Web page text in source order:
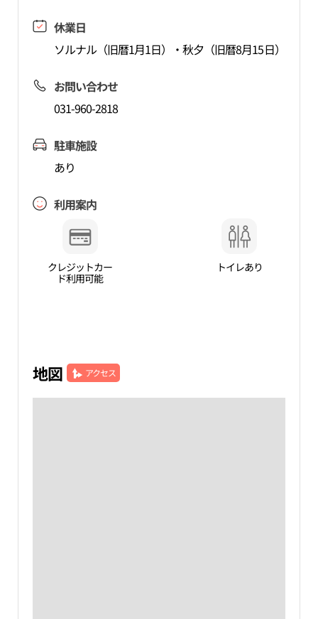
休業日
ソルナル（旧暦1月1日）・秋夕（旧暦8月15日）
お問い合わせ
031-960-2818
駐車施設
あり
利用案内
クレジットカー
ド利用可能
トイレあり
地図 アクセス